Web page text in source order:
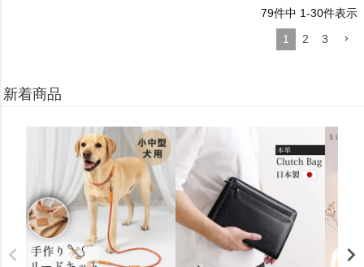
79件中 1-30件表示
1
2 3
新着商品